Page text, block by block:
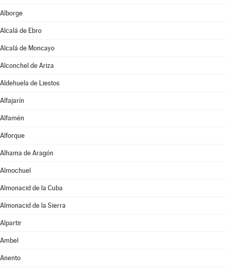
Alborge
Alcalá de Ebro
Alcalá de Moncayo
Alconchel de Ariza
Aldehuela de Liestos
Alfajarín
Alfamén
Alforque
Alhama de Aragón
Almochuel
Almonacid de la Cuba
Almonacid de la Sierra
Alpartir
Ambel
Anento